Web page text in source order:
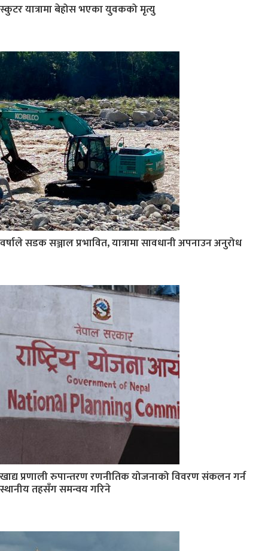
स्कुटर यात्रामा बेहोस भएका युवकको मृत्यु
वर्षाले सडक सञ्जाल प्रभावित, यात्रामा सावधानी अपनाउन अनुरोध
खाद्य प्रणाली रुपान्तरण रणनीतिक योजनाको विवरण संकलन गर्न
स्थानीय तहसँग समन्वय गरिने